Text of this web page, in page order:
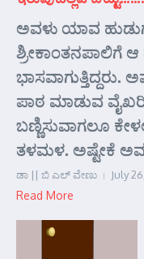
ಅವಳು ಯಾವ
ಶ್ರೀಕಾಂತನಪಾಲಿಗೆ
ಭಾಸವಾಗುತ್ತಿದ್ದರು.
ಪಾಠ ಮಾಡುವ ವೈಖರಿ
ಬಣ್ಣಿಸುವಾಗಲೂ
ತಳಮಳ. ಅಷ್ಟೇಕೆ
ಡಾ || ಬಿ ಎಲ್ ವೇಣು July
Read More